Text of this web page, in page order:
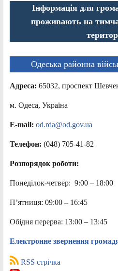
Інформація для
проживають на
Одеська районна
Адреса: 65032, проспект
м. Одеса, Україна
E-mail: od.rda@od.gov.ua
Телефон: (048) 705-41-82
Розпорядок роботи:
Понеділок-четвер: 9:00 – 18:00
П’ятниця: 09:00 – 16:45
Обідня перерва: 13:00 – 13:45
Електронне звернення
RSS стрічка